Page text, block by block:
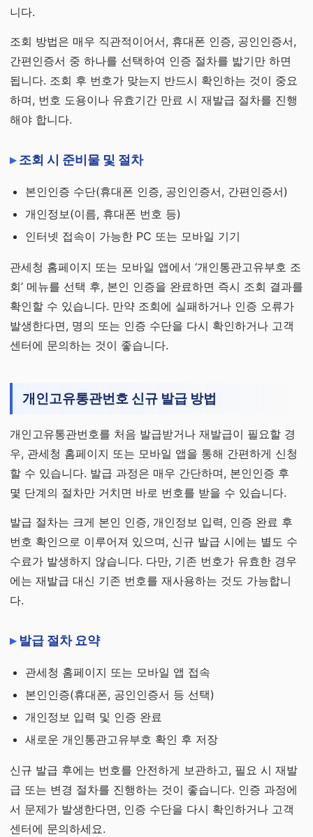
니다.
조회 방법은 매우 직관적이어서, 휴대폰 인증, 공인인증서,
간편인증서 중 하나를 선택하여 인증 절차를 밟기만 하면
됩니다. 조회 후 번호가 맞는지 반드시 확인하는 것이 중요
하며, 번호 도용이나 유효기간 만료 시 재발급 절차를 진행
해야 합니다.
조회 시 준비물 및 절차
본인인증 수단(휴대폰 인증, 공인인증서, 간편인증서)
개인정보(이름, 휴대폰 번호 등)
인터넷 접속이 가능한 PC 또는 모바일 기기
관세청 홈페이지 또는 모바일 앱에서 ‘개인통관고유부호 조
회’ 메뉴를 선택 후, 본인 인증을 완료하면 즉시 조회 결과를
확인할 수 있습니다. 만약 조회에 실패하거나 인증 오류가
발생한다면, 명의 또는 인증 수단을 다시 확인하거나 고객
센터에 문의하는 것이 좋습니다.
개인고유통관번호 신규 발급 방법
개인고유통관번호를 처음 발급받거나 재발급이 필요할 경
우, 관세청 홈페이지 또는 모바일 앱을 통해 간편하게 신청
할 수 있습니다. 발급 과정은 매우 간단하며, 본인인증 후
몇 단계의 절차만 거치면 바로 번호를 받을 수 있습니다.
발급 절차는 크게 본인 인증, 개인정보 입력, 인증 완료 후
번호 확인으로 이루어져 있으며, 신규 발급 시에는 별도 수
수료가 발생하지 않습니다. 다만, 기존 번호가 유효한 경우
에는 재발급 대신 기존 번호를 재사용하는 것도 가능합니
다.
발급 절차 요약
관세청 홈페이지 또는 모바일 앱 접속
본인인증(휴대폰, 공인인증서 등 선택)
개인정보 입력 및 인증 완료
새로운 개인통관고유부호 확인 후 저장
신규 발급 후에는 번호를 안전하게 보관하고, 필요 시 재발
급 또는 변경 절차를 진행하는 것이 좋습니다. 인증 과정에
서 문제가 발생한다면, 인증 수단을 다시 확인하거나 고객
센터에 문의하세요.